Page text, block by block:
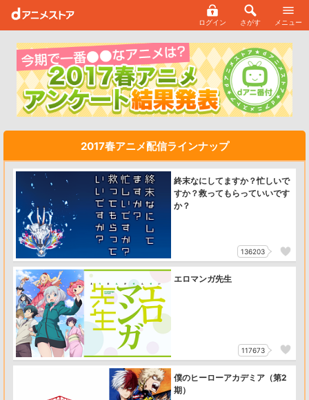
ログイン さがす メニュー
2017春アニメ配信ラインナップ
終末なにしてますか？忙しいで
すか？救ってもらっていいです
か？
136203
エロマンガ先生
117673
僕のヒーローアカデミア（第2
期）